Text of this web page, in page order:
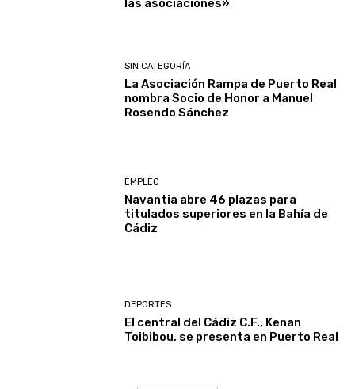
las asociaciones»
SIN CATEGORÍA
La Asociación Rampa de Puerto Real
nombra Socio de Honor a Manuel
Rosendo Sánchez
EMPLEO
Navantia abre 46 plazas para
titulados superiores en la Bahía de
Cádiz
DEPORTES
El central del Cádiz C.F., Kenan
Toibibou, se presenta en Puerto Real